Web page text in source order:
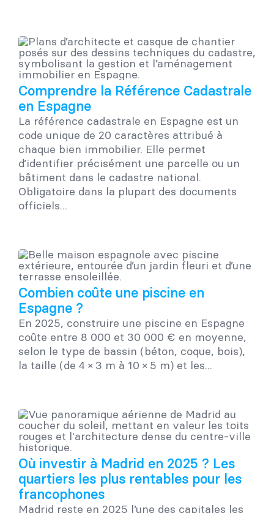
Comprendre la Référence Cadastrale
en Espagne
La référence cadastrale en Espagne est un
code unique de 20 caractères attribué à
chaque bien immobilier. Elle permet
d’identifier précisément une parcelle ou un
bâtiment dans le cadastre national.
Obligatoire dans la plupart des documents
officiels...
Combien coûte une piscine en
Espagne ?
En 2025, construire une piscine en Espagne
coûte entre 8 000 et 30 000 € en moyenne,
selon le type de bassin (béton, coque, bois),
la taille (de 4 × 3 m à 10 × 5 m) et les...
Où investir à Madrid en 2025 ? Les
quartiers les plus rentables pour les
francophones
Madrid reste en 2025 l’une des capitales les